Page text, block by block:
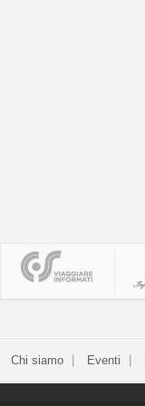
Chi siamo Eventi